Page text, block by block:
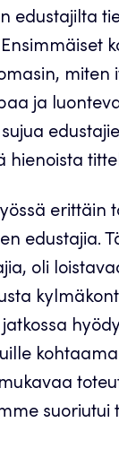
edustajilta
ja
hienoista
edustajia.
oli